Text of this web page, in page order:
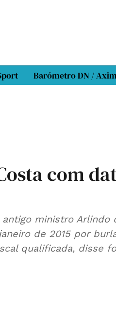
Barómetro DN /
com
qualificada, disse